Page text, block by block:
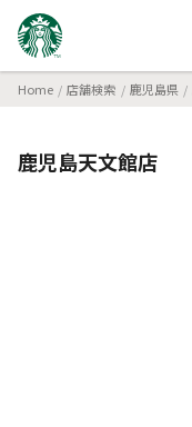
Home 店舗検索 鹿児島県
鹿児島天文館店